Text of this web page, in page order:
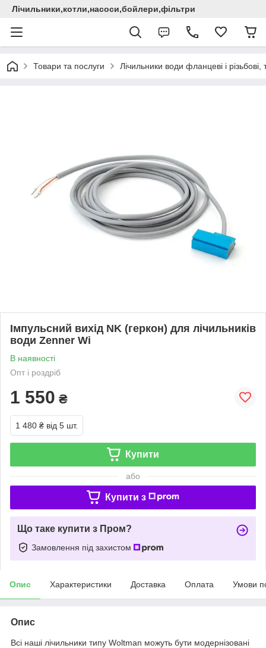
Лічильники,котли,насоси,бойлери,фільтри
Товари та послуги Лічильники води фланцеві і
Імпульсний вихід NK (геркон) для лічильників
води Zenner Wі
В наявності
Опт і роздріб
1 550 ₴
1 480 ₴ від 5 шт.
Купити
або
Купити з
Що таке купити з Пром?
Замовлення під захистом
Опис Характеристики Доставка Оплата Умови
Опис
Всі наші лічильники типу Woltman можуть бути модернізовані